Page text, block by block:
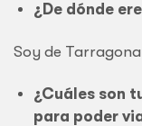
¿De dónde
Soy de
¿Cuáles son
para poder